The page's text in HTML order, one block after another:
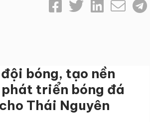
bóng, tạo nền
triển bóng đá
Thái Nguyên